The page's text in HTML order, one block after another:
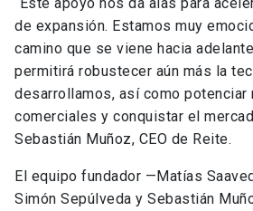
de expansión. Estamos muy
camino que se viene hacia
permitirá robustecer aún más la
desarrollamos, así como
comerciales y conquistar el
Sebastián Muñoz, CEO de Reite.
El equipo fundador —Matías
Simón Sepúlveda y Sebastián